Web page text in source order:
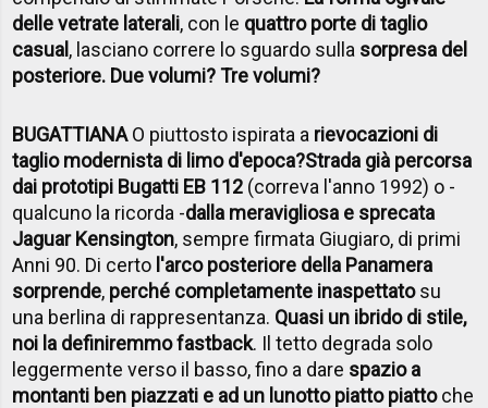
delle vetrate laterali, con le quattro porte di taglio
casual, lasciano correre lo sguardo sulla sorpresa del
posteriore. Due volumi? Tre volumi?
BUGATTIANAO piuttosto ispirata a rievocazioni di
taglio modernista di limo d'epoca?Strada già percorsa
dai prototipi Bugatti EB 112 (correva l'anno 1992) o -
qualcuno la ricorda -dalla meravigliosa e sprecata
Jaguar Kensington, sempre firmata Giugiaro, di primi
Anni 90. Di certo l'arco posteriore della Panamera
sorprende, perché completamente inaspettatosu
una berlina di rappresentanza. Quasi un ibrido di stile,
noi la definiremmo fastback. Il tetto degrada solo
leggermente verso il basso, fino a dare spazio a
montanti ben piazzati e ad un lunotto piatto piattoche